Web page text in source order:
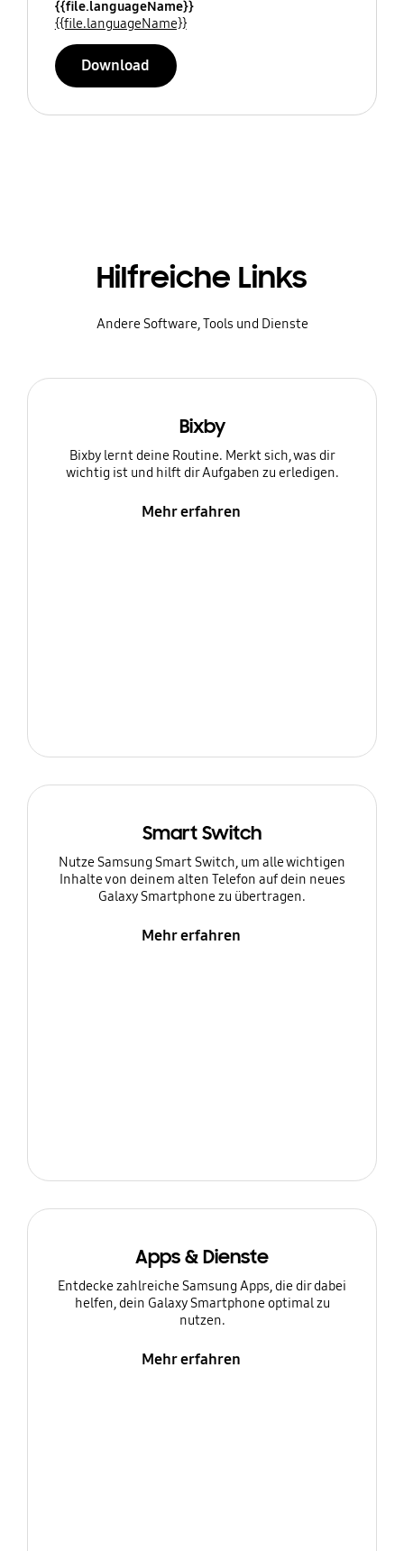
{{file.languageName}}
{{file.languageName}}
Download
Hilfreiche Links
Andere Software, Tools und Dienste
Bixby
Bixby lernt deine Routine. Merkt sich, was dir
wichtig ist und hilft dir Aufgaben zu erledigen.
Mehr erfahren
Smart Switch
Nutze Samsung Smart Switch, um alle wichtigen
Inhalte von deinem alten Telefon auf dein neues
Galaxy Smartphone zu übertragen.
Mehr erfahren
Apps & Dienste
Entdecke zahlreiche Samsung Apps, die dir dabei
helfen, dein Galaxy Smartphone optimal zu
nutzen.
Mehr erfahren